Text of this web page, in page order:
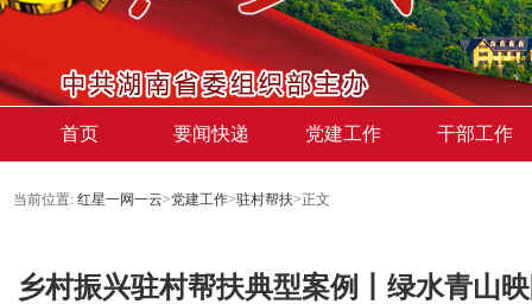
首页 要闻快递 党建工作 干部工作
当前位置: 红星一网一云>党建工作>驻村帮扶>正文
乡村振兴驻村帮扶典型案例丨绿水青山